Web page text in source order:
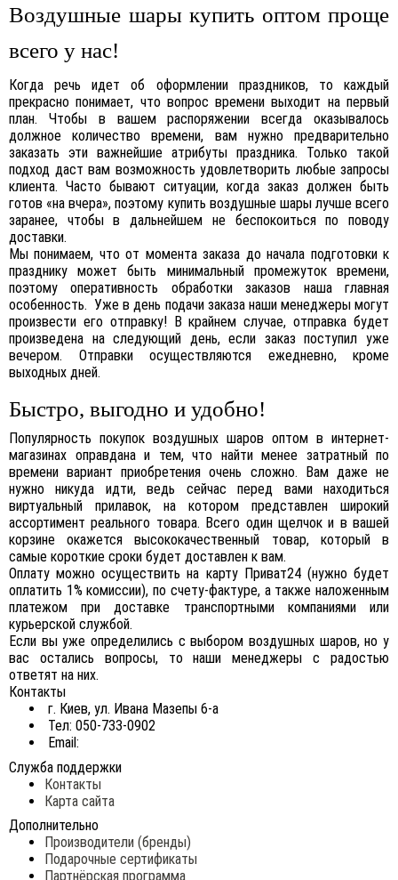
Воздушные шары купить оптом проще
всего у нас!
Когда речь идет об оформлении праздников, то каждый
прекрасно понимает, что вопрос времени выходит на первый
план. Чтобы в вашем распоряжении всегда оказывалось
должное количество времени, вам нужно предварительно
заказать эти важнейшие атрибуты праздника. Только такой
подход даст вам возможность удовлетворить любые запросы
клиента. Часто бывают ситуации, когда заказ должен быть
готов «на вчера», поэтому купить воздушные шары лучше всего
заранее, чтобы в дальнейшем не беспокоиться по поводу
доставки.
Мы понимаем, что от момента заказа до начала подготовки к
празднику может быть минимальный промежуток времени,
поэтому оперативность обработки заказов наша главная
особенность. Уже в день подачи заказа наши менеджеры могут
произвести его отправку! В крайнем случае, отправка будет
произведена на следующий день, если заказ поступил уже
вечером. Отправки осуществляются ежедневно, кроме
выходных дней.
Быстро, выгодно и удобно!
Популярность покупок воздушных шаров оптом в интернет-
магазинах оправдана и тем, что найти менее затратный по
времени вариант приобретения очень сложно. Вам даже не
нужно никуда идти, ведь сейчас перед вами находиться
виртуальный прилавок, на котором представлен широкий
ассортимент реального товара. Всего один щелчок и в вашей
корзине окажется высококачественный товар, который в
самые короткие сроки будет доставлен к вам.
Оплату можно осуществить на карту Приват24 (нужно будет
оплатить 1% комиссии), по счету-фактуре, а также наложенным
платежом при доставке транспортными компаниями или
курьерской службой.
Если вы уже определились с выбором воздушных шаров, но у
вас остались вопросы, то наши менеджеры с радостью
ответят на них.
Контакты
г. Киев, ул. Ивана Мазепы 6-а
Тел: 050-733-0902
Email:
Служба поддержки
Контакты
Карта сайта
Дополнительно
Производители (бренды)
Подарочные сертификаты
Партнёрская программа